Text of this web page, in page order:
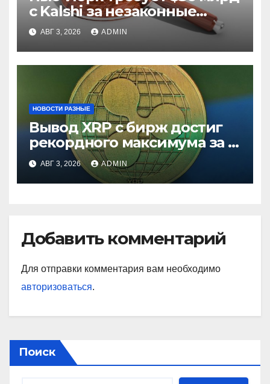
с Kalshi за незаконные
ставки
АВГ 3, 2026 ADMIN
НОВОСТИ РАЗНЫЕ
Вывод XRP с бирж достиг
рекордного максимума за 5
летАВГ 3, 2026 ADMIN
Добавить комментарий
Для отправки комментария вам необходимо
авторизоваться.
Поиск